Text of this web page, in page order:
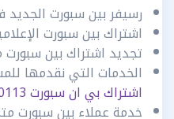
رسيفر بين سبورت الجديد
اشتراك بين سبورت
تجديد اشتراك بين سبورت
الخدمات التي نقدمها
اشتراك بي ان سبورت bein sport ,96020113
خدمة عملاء بين سبورت